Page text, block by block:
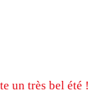
un très bel été !